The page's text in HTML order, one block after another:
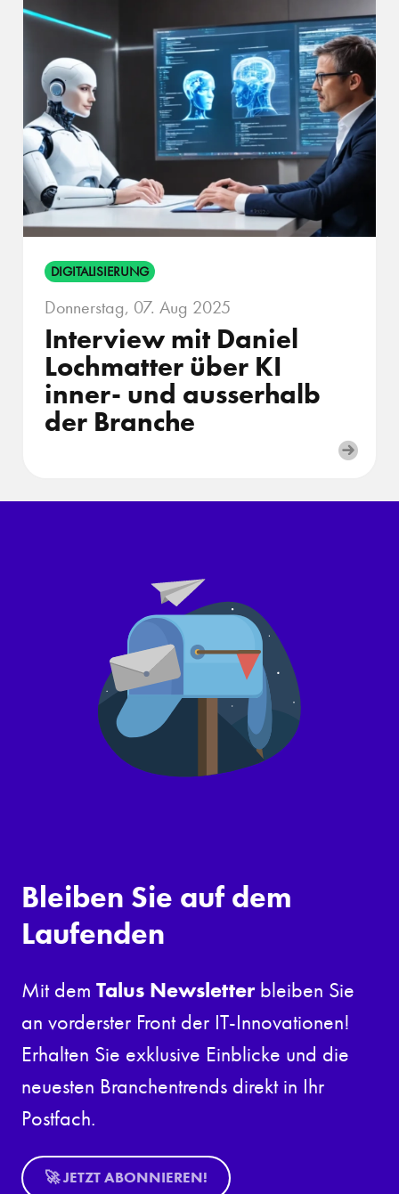
DIGITALISIERUNG
Donnerstag, 07. Aug 2025
Interview mit Daniel
Lochmatter über KI
inner- und ausserhalb
der Branche
Bleiben Sie auf dem
Laufenden
Mit dem Talus Newsletter bleiben Sie
an vorderster Front der IT-Innovationen!
Erhalten Sie exklusive Einblicke und die
neuesten Branchentrends direkt in Ihr
Postfach.
🚀 JETZT ABONNIEREN!